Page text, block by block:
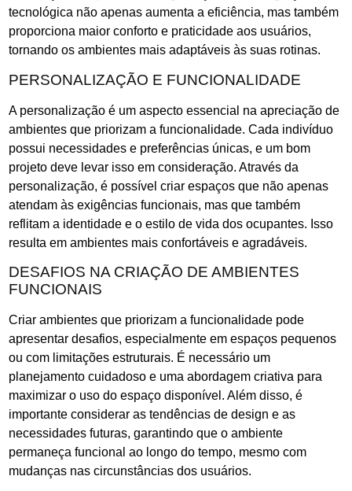
tecnológica não apenas aumenta a eficiência, mas também
proporciona maior conforto e praticidade aos usuários,
tornando os ambientes mais adaptáveis às suas rotinas.
PERSONALIZAÇÃO E FUNCIONALIDADE
A personalização é um aspecto essencial na apreciação de
ambientes que priorizam a funcionalidade. Cada indivíduo
possui necessidades e preferências únicas, e um bom
projeto deve levar isso em consideração. Através da
personalização, é possível criar espaços que não apenas
atendam às exigências funcionais, mas que também
reflitam a identidade e o estilo de vida dos ocupantes. Isso
resulta em ambientes mais confortáveis e agradáveis.
DESAFIOS NA CRIAÇÃO DE AMBIENTES
FUNCIONAIS
Criar ambientes que priorizam a funcionalidade pode
apresentar desafios, especialmente em espaços pequenos
ou com limitações estruturais. É necessário um
planejamento cuidadoso e uma abordagem criativa para
maximizar o uso do espaço disponível. Além disso, é
importante considerar as tendências de design e as
necessidades futuras, garantindo que o ambiente
permaneça funcional ao longo do tempo, mesmo com
mudanças nas circunstâncias dos usuários.